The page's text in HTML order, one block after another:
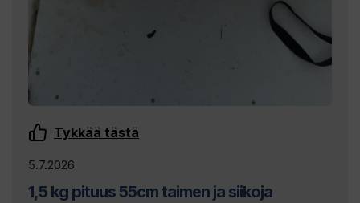
Tykkää tästä
5.7.2026
1,5 kg pituus 55cm taimen ja siikoja